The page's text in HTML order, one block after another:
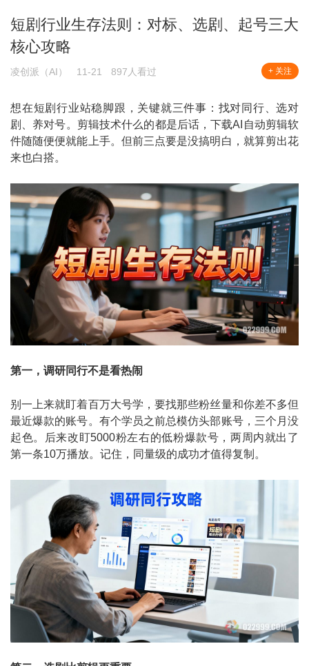
短剧行业生存法则：对标、选剧、起号三大
核心攻略
凌创派（AI） 11-21 897人看过 + 关注
想在短剧行业站稳脚跟，关键就三件事：找对同行、选对
剧、养对号。剪辑技术什么的都是后话，下载AI自动剪辑软
件随随便便就能上手。但前三点要是没搞明白，就算剪出花
来也白搭。
第一，调研同行不是看热闹
别一上来就盯着百万大号学，要找那些粉丝量和你差不多但
最近爆款的账号。有个学员之前总模仿头部账号，三个月没
起色。后来改盯5000粉左右的低粉爆款号，两周内就出了
第一条10万播放。记住，同量级的成功才值得复制。